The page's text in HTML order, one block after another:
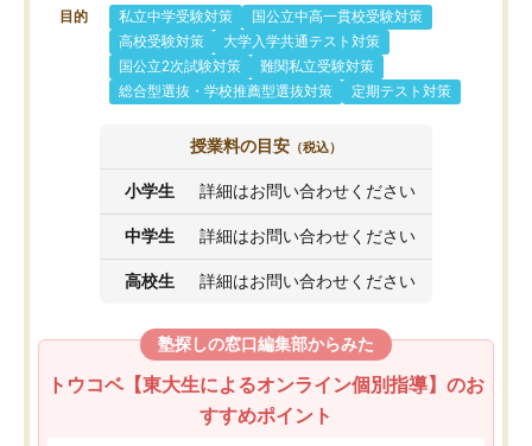
目的 私立中学受験対策
国公立中高一貫校受験対策
高校受験対策
大学入学共通テスト対策
国公立2次試験対策
難関私立受験対策
総合型選抜・学校推薦型選抜対策
定期テスト対策
授業料の目安 （税込）
小学生 詳細はお問い合わせください
中学生 詳細はお問い合わせください
高校生 詳細はお問い合わせください
塾探しの窓口編集部からみた
トウコベ【東大生によるオンライン個別指導】のお
すすめポイント